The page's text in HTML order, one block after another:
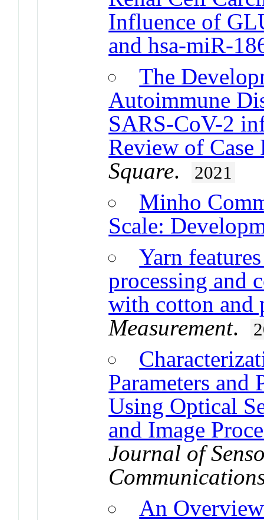
Influence of
and hsa-miR-
The
Autoimmune
SARS-CoV-2
Review of Case
Square. 2021
Minho
Scale:
Yarn
processing and
with cotton and
Measurement.
Parameters and
Using Optical
and Image
Journal of
An